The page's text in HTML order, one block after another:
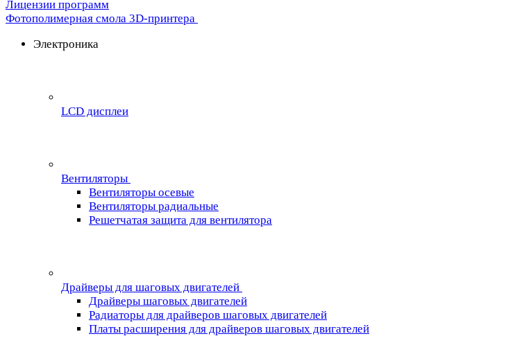
Лицензии программ
Фотополимерная смола 3D-принтера
Электроника
LCD дисплеи
Вентиляторы
Вентиляторы осевые
Вентиляторы радиальные
Решетчатая защита для вентилятора
Драйверы для шаговых двигателей
Драйверы шаговых двигателей
Радиаторы для драйверов шаговых двигателей
Платы расширения для драйверов шаговых двигателей